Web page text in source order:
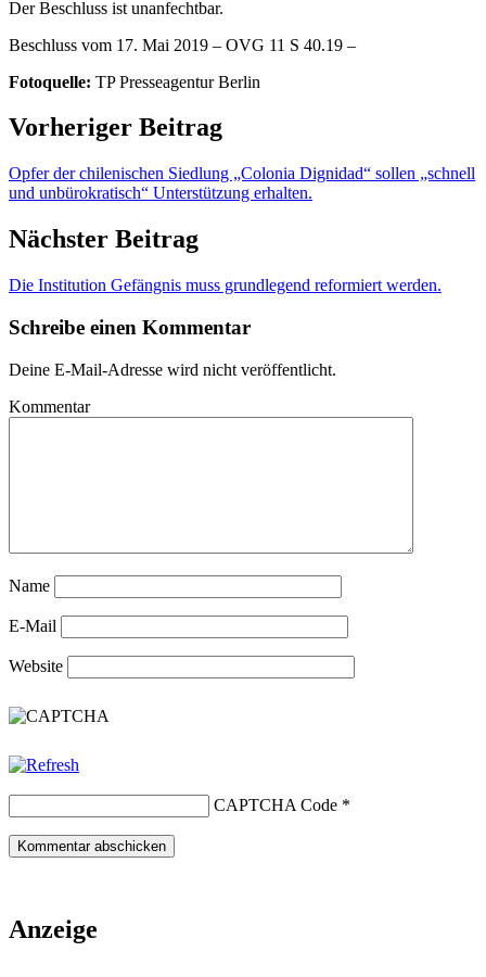
Der Beschluss ist unanfechtbar.
Beschluss vom 17. Mai 2019 – OVG 11 S 40.19 –
Fotoquelle: TP Presseagentur Berlin
Vorheriger Beitrag
Opfer der chilenischen Siedlung „Colonia Dignidad“ sollen „schnell
und unbürokratisch“ Unterstützung erhalten.
Nächster Beitrag
Die Institution Gefängnis muss grundlegend reformiert werden.
Schreibe einen Kommentar
Deine E-Mail-Adresse wird nicht veröffentlicht.
Kommentar
Name
E-Mail
Website
CAPTCHA Code *
Anzeige